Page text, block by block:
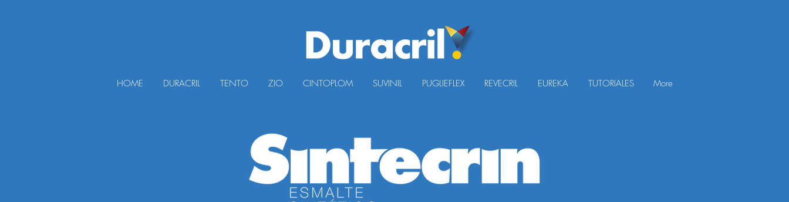
HOME DURACRIL TENTO ZIO CINTOPLOM SUVINIL PUGLIEFLEX REVECRIL EUREKA TUTORIALES More